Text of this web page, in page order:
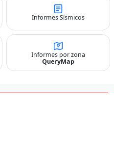
Informes Sísmicos
Informes por zona
QueryMap